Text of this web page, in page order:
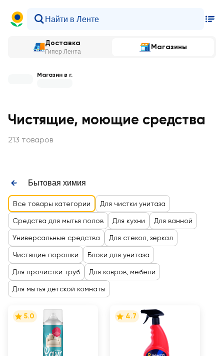
Доставка
Гипер Лента
Магазины
Магазин в г.
Чистящие, моющие средства
213 товаров
Бытовая химия
Все товары категории Для чистки унитаза
Средства для мытья полов Для кухни Для ванной
Универсальные средства Для стекол, зеркал
Чистящие порошки Блоки для унитаза
Для прочистки труб Для ковров, мебели
Для мытья детской комнаты
5.0 4.7